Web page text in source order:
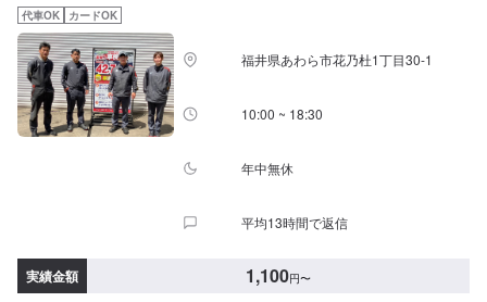
代車OK カードOK
福井県あわら市花乃杜1丁目30-1
10:00 ~ 18:30
年中無休
平均13時間で返信
実績金額 1,100円〜